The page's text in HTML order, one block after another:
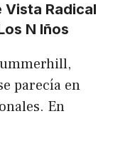
Vista Radical
N Iños
parecía en
En